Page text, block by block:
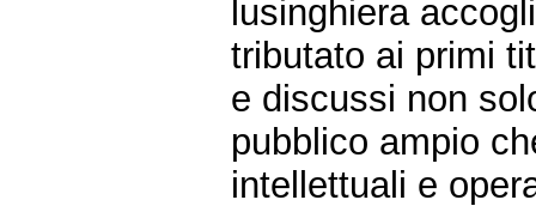
lusinghiera
tributato ai primi
e discussi non
pubblico ampio
intellettuali e